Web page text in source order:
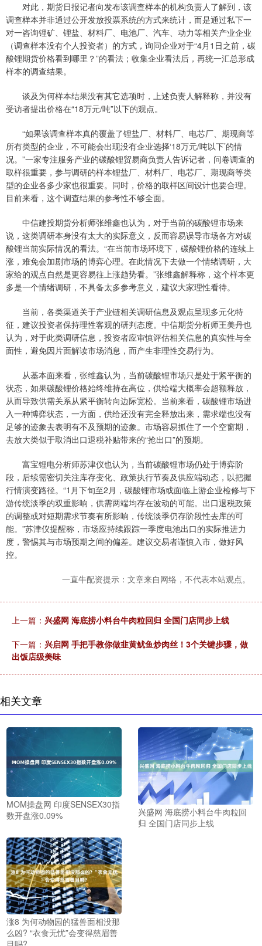
对此，期货日报记者向发布该调查样本的机构负责人了解到，该
调查样本并非通过公开发放投票系统的方式来统计，而是通过私下一
对一咨询锂矿、锂盐、材料厂、电池厂、汽车、动力等相关产业企业
（调查样本没有个人投资者）的方式，询问企业对于“4月1日之前，碳
酸锂期货价格看到哪里？”的看法；收集企业看法后，再统一汇总形成
样本的调查结果。
谈及为何样本结果没有其它选项时，上述负责人解释称，并没有
受访者提出价格在“18万元/吨”以下的观点。
“如果该调查样本真的覆盖了锂盐厂、材料厂、电芯厂、期现商等
所有类型的企业，不可能会出现没有企业选择‘18万元/吨以下’的情
况。”一家专注服务产业的碳酸锂贸易商负责人告诉记者，问卷调查的
取样很重要，参与调研的样本锂盐厂、材料厂、电芯厂、期现商等类
型的企业各多少家也很重要。同时，价格的取样区间设计也要合理。
目前来看，这个调查结果的参考性不够全面。
中信建投期货分析师张维鑫也认为，对于当前的碳酸锂市场来
说，这类调研本身没有太大的实际意义，反而容易误导市场各方对碳
酸锂当前实际情况的看法。“在当前市场环境下，碳酸锂价格的连续上
涨，难免会加剧市场的博弈心理。在此情况下去做一个情绪调研，大
家给的观点自然是更容易往上涨趋势看。”张维鑫解释称，这个样本更
多是一个情绪调研，不具备太多参考意义，建议大家理性看待。
当前，各类渠道关于产业链相关调研信息及观点呈现多元化特
征，建议投资者保持理性客观的研判态度。中信期货分析师王美丹也
认为，对于此类调研信息，投资者应审慎评估相关信息的真实性与全
面性，避免因片面解读市场消息，而产生非理性交易行为。
从基本面来看，张维鑫认为，当前碳酸锂市场只是处于紧平衡的
状态，如果碳酸锂价格始终维持在高位，供给端大概率会超额释放，
从而导致供需关系从紧平衡转向边际宽松。当前来看，碳酸锂市场进
入一种博弈状态，一方面，供给还没有完全释放出来，需求端也没有
足够的迹象去表明有不及预期的迹象。市场容易抓住了一个空窗期，
去放大类似于取消出口退税补贴带来的“抢出口”的预期。
富宝锂电分析师苏津仪也认为，当前碳酸锂市场仍处于博弈阶
段，后续需密切关注库存变化、政策执行节奏及供应端动态，以把握
行情演变路径。“1月下旬至2月，碳酸锂市场或面临上游企业检修与下
游传统淡季的双重影响，供需两端均存在波动的可能。出口退税政策
的调整或对短期需求节奏有所影响，传统淡季仍存阶段性去库的可
能。”苏津仪提醒称，市场应持续跟踪一季度电池出口的实际推进力
度，警惕其与市场预期之间的偏差。建议交易者谨慎入市，做好风
控。
一直牛配资提示：文章来自网络，不代表本站观点。
上一篇： 兴盛网 海底捞小料台牛肉粒回归 全国门店同步上线
下一篇： 兴启网 手把手教你做韭黄鱿鱼炒肉丝！3个关键步骤，做
出饭店级美味
相关文章
MOM操盘网 印度SENSEX30指
数开盘涨0.09%
兴盛网 海底捞小料台牛肉粒回
归 全国门店同步上线
涨8 为何动物园的猛兽面相没那
么凶? “衣食无忧”会变得慈眉善
目吗?